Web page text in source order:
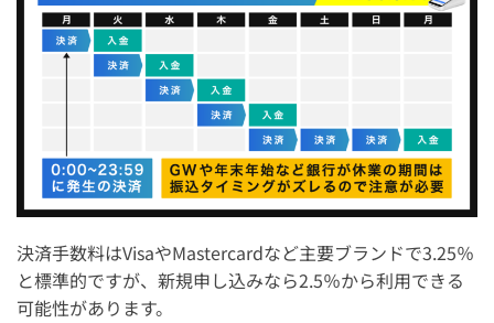
決済手数料はVisaやMastercardなど主要ブランドで3.25％
と標準的ですが、新規申し込みなら2.5％から利用できる
可能性があります。